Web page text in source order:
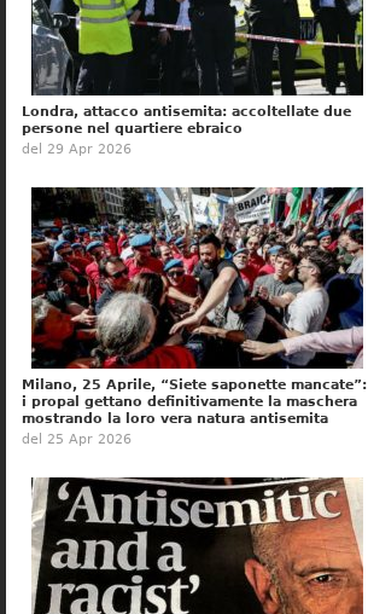
Londra, attacco antisemita: accoltellate due
persone nel quartiere ebraico
del 29 Apr 2026
Milano, 25 Aprile, “Siete saponette mancate”:
i propal gettano definitivamente la maschera
mostrando la loro vera natura antisemita
del 25 Apr 2026